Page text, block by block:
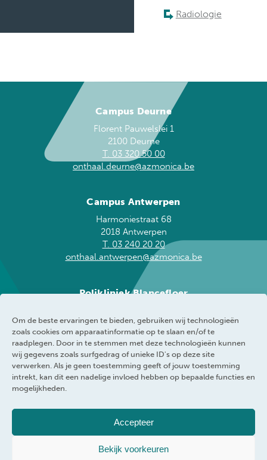
Om de beste ervaringen te bieden, gebruiken wij technologieën
zoals cookies om apparaatinformatie op te slaan en/of te
raadplegen. Door in te stemmen met deze technologieën kunnen
wij gegevens zoals surfgedrag of unieke ID's op deze site
verwerken. Als je geen toestemming geeft of jouw toestemming
intrekt, kan dit een nadelige invloed hebben op bepaalde functies en
mogelijkheden.
Accepteer
Bekijk voorkeuren
Radiologie
Campus Deurne
Florent Pauwelslei 1
2100 Deurne
T. 03 320 50 00
onthaal.deurne@azmonica.be
Campus Antwerpen
Harmoniestraat 68
2018 Antwerpen
T. 03 240 20 20
onthaal.antwerpen@azmonica.be
Polikliniek Blancefloer
2050 Antwerpen
T. 03 240 20 60
blancefloer@azmonica.be
AZ Monica
Privacybeleid
Responsible disclosure policy
Cookie policy
Toegankelijkheidsverklaring